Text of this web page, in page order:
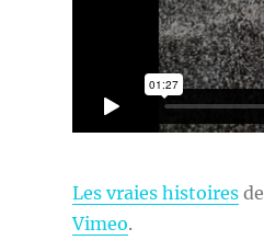
Les vraies histoiresde
Vimeo.